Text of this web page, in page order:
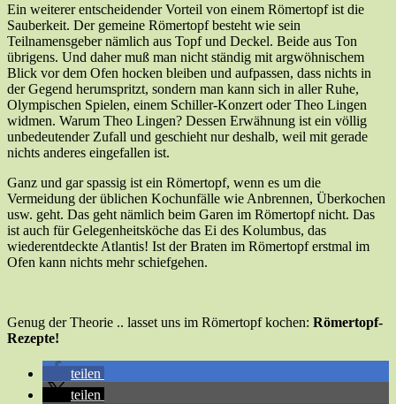
Ein weiterer entscheidender Vorteil von einem Römertopf ist die
Sauberkeit. Der gemeine Römertopf besteht wie sein
Teilnamensgeber nämlich aus Topf und Deckel. Beide aus Ton
übrigens. Und daher muß man nicht ständig mit argwöhnischem
Blick vor dem Ofen hocken bleiben und aufpassen, dass nichts in
der Gegend herumspritzt, sondern man kann sich in aller Ruhe,
Olympischen Spielen, einem Schiller-Konzert oder Theo Lingen
widmen. Warum Theo Lingen? Dessen Erwähnung ist ein völlig
unbedeutender Zufall und geschieht nur deshalb, weil mit gerade
nichts anderes eingefallen ist.
Ganz und gar spassig ist ein Römertopf, wenn es um die
Vermeidung der üblichen Kochunfälle wie Anbrennen, Überkochen
usw. geht. Das geht nämlich beim Garen im Römertopf nicht. Das
ist auch für Gelegenheitsköche das Ei des Kolumbus, das
wiederentdeckte Atlantis! Ist der Braten im Römertopf erstmal im
Ofen kann nichts mehr schiefgehen.
Genug der Theorie .. lasset uns im Römertopf kochen: Römertopf-
Rezepte!
teilen
teilen